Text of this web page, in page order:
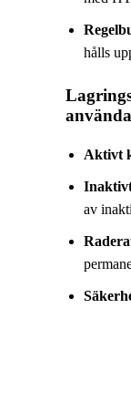
hålls
Aktivt
av